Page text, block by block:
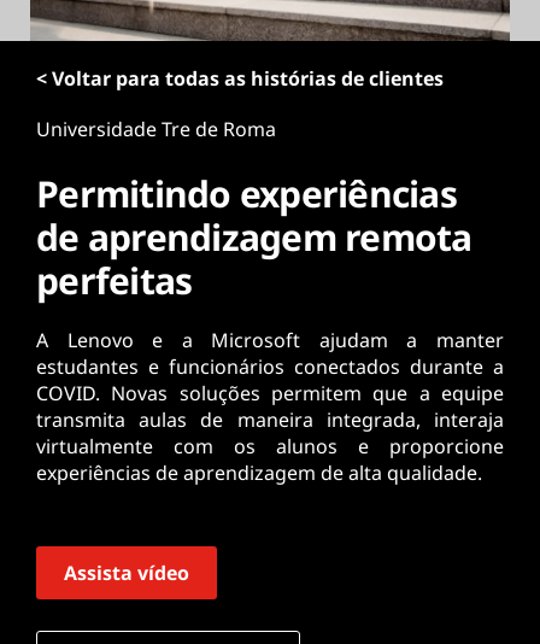
n
c
< Voltar para todas as histórias de clientes
Universidade Tre de Roma
Permitindo experiências
de aprendizagem remota
perfeitas
A Lenovo e a Microsoft ajudam a manter
estudantes e funcionários conectados durante a
COVID. Novas soluções permitem que a equipe
transmita aulas de maneira integrada, interaja
virtualmente com os alunos e proporcione
experiências de aprendizagem de alta qualidade.
Assista vídeo